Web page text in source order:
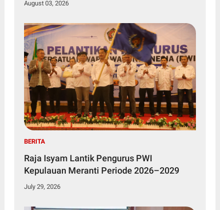
August 03, 2026
BERITA
Raja Isyam Lantik Pengurus PWI
Kepulauan Meranti Periode 2026–2029
July 29, 2026